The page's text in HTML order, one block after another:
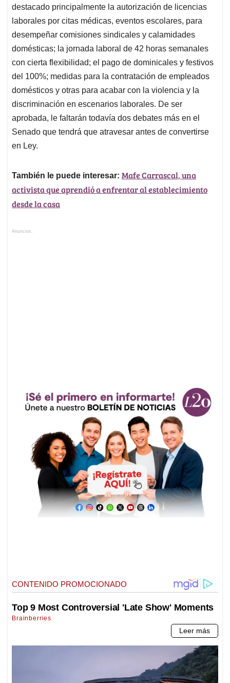
destacado principalmente la autorización de licencias
laborales por citas médicas, eventos escolares, para
desempeñar comisiones sindicales y calamidades
domésticas; la jornada laboral de 42 horas semanales
con cierta flexibilidad; el pago de dominicales y festivos
del 100%; medidas para la contratación de empleados
domésticos y otras para acabar con la violencia y la
discriminación en escenarios laborales. De ser
aprobada, le faltarán todavía dos debates más en el
Senado que tendrá que atravesar antes de convertirse
en Ley.
También le puede interesar: Mafe Carrascal, una
activista que aprendió a enfrentar al establecimiento
desde la casa
Anuncios.